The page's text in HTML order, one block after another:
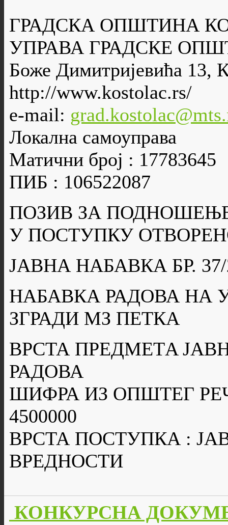
ГРАДСКА ОПШТИНА
УПРАВА ГРАДСКЕ
Боже Димитријевића 13,
http://www.kostolac.rs/
e-mail:
Локална самоуправа
Матични број : 17783645
ПИБ : 106522087
ПОЗИВ ЗА
У ПОСТУПКУ
ЈАВНА НАБАВКА БР. 37/
НАБАВКА РАДОВА НА
ЗГРАДИ МЗ ПЕТКА
ВРСТА ПРЕДМЕТA
РАДОВА
ШИФРА ИЗ ОПШТЕГ
4500000
ВРСТА ПОСТУПКА :
ВРЕДНОСТИ
КОНКУРСНА